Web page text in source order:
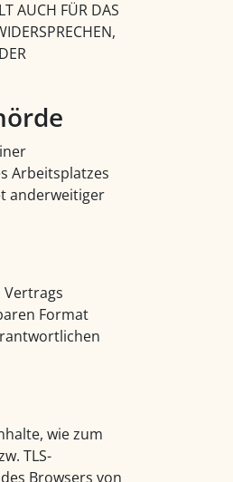
AUCH FÜR DAS
Arbeitsplatzes
anderweitiger
Vertrags
Format
wie zum
TLS-
Browsers von